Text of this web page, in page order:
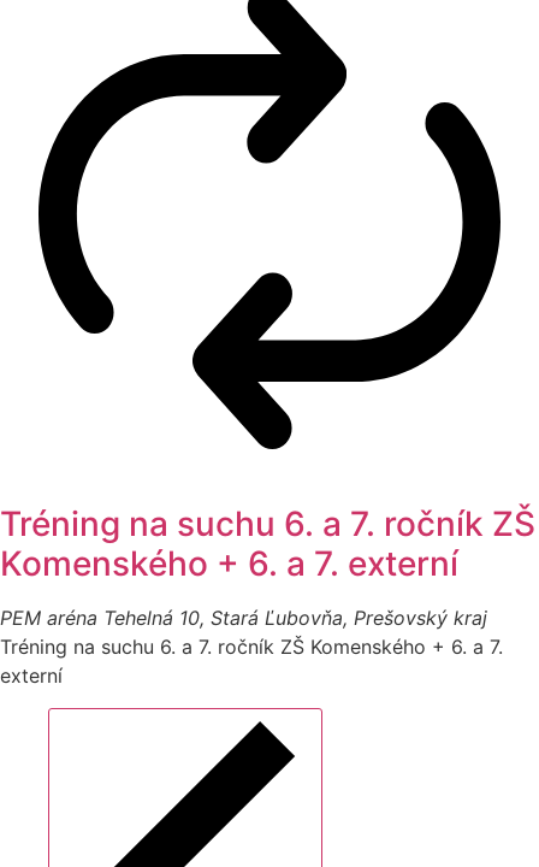
Tréning na suchu 6. a 7. ročník ZŠ
Komenského + 6. a 7. externí
PEM aréna Tehelná 10, Stará Ľubovňa, Prešovský kraj
Tréning na suchu 6. a 7. ročník ZŠ Komenského + 6. a 7.
externí